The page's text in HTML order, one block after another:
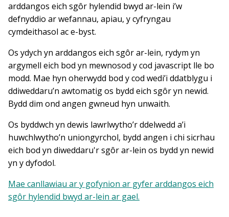
arddangos eich sgôr hylendid bwyd ar-lein i’w
defnyddio ar wefannau, apiau, y cyfryngau
cymdeithasol ac e-byst.
Os ydych yn arddangos eich sgôr ar-lein, rydym yn
argymell eich bod yn mewnosod y cod javascript lle bo
modd. Mae hyn oherwydd bod y cod wedi’i ddatblygu i
ddiweddaru’n awtomatig os bydd eich sgôr yn newid.
Bydd dim ond angen gwneud hyn unwaith.
Os byddwch yn dewis lawrlwytho’r ddelwedd a’i
huwchlwytho’n uniongyrchol, bydd angen i chi sicrhau
eich bod yn diweddaru'r sgôr ar-lein os bydd yn newid
yn y dyfodol.
Mae canllawiau ar y gofynion ar gyfer arddangos eich
sgôr hylendid bwyd ar-lein ar gael.